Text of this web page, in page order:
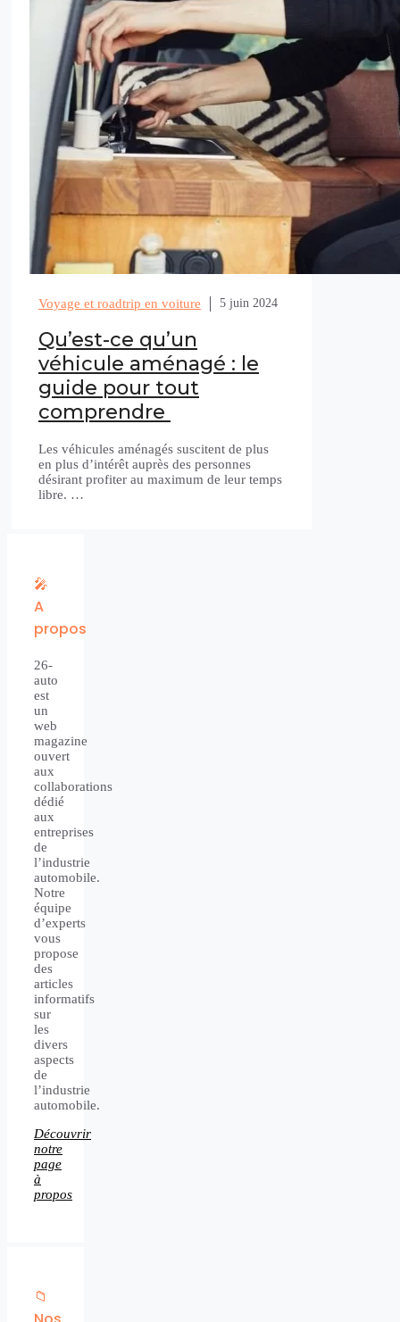
Voyage et roadtrip en voiture 5 juin 2024
Qu’est-ce qu’un
véhicule aménagé : le
guide pour tout
comprendre
Les véhicules aménagés suscitent de plus
en plus d’intérêt auprès des personnes
désirant profiter au maximum de leur temps
libre. …
🎤
A
propos
26-
auto
est
un
web
magazine
ouvert
aux
collaborations
dédié
aux
entreprises
de
l’industrie
automobile.
Notre
équipe
d’experts
vous
propose
des
articles
informatifs
sur
les
divers
aspects
de
l’industrie
automobile.
Découvrir
notre
page
à
propos
📁